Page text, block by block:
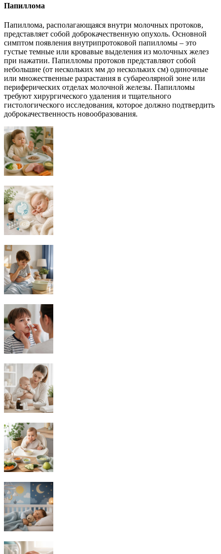
Папиллома
Папиллома, располагающаяся внутри молочных протоков,
представляет собой доброкачественную опухоль. Основной
симптом появления внутрипротоковой папилломы – это
густые темные или кровавые выделения из молочных желез
при нажатии. Папилломы протоков представляют собой
небольшие (от нескольких мм до нескольких см) одиночные
или множественные разрастания в субареолярной зоне или
периферических отделах молочной железы. Папилломы
требуют хирургического удаления и тщательного
гистологического исследования, которое должно подтвердить
доброкачественность новообразования.